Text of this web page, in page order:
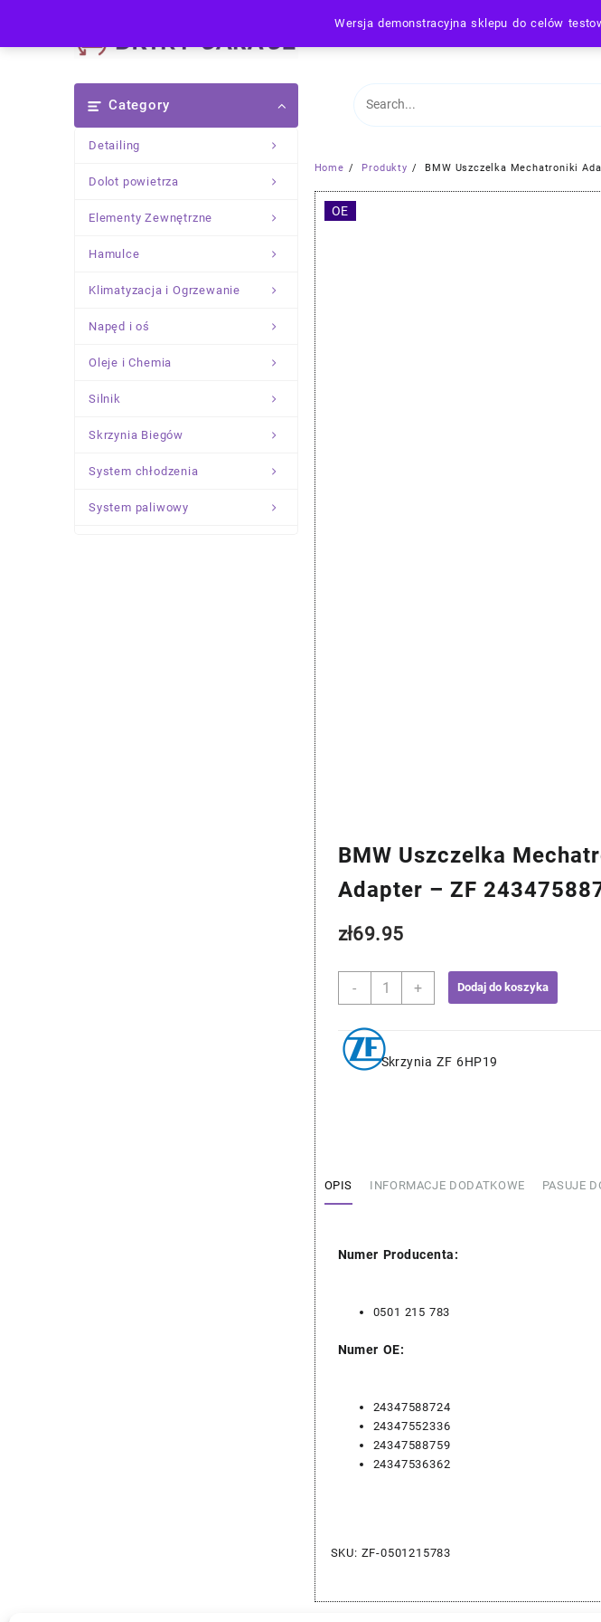
Wersja demonstracyjna sklepu do celów
content
Category
Detailing
Dolot powietrza
Elementy Zewnętrzne
Hamulce
Klimatyzacja i Ogrzewanie
Napęd i oś
Oleje i Chemia
Silnik
Skrzynia Biegów
System chłodzenia
System paliwowy
Home Produkty BMW Uszczelka Mechatroniki
OE
BMW Uszczelka
Adapter – ZF
zł69.95
-
ilość
Mechatroniki
Adapter
+ Dodaj do koszyka
Skrzynia ZF 6HP19
OPIS INFORMACJE DODATKOWE PASUJE
Numer Producenta:
0501 215 783
Numer OE:
24347588724
24347552336
24347588759
24347536362
SKU: ZF-0501215783